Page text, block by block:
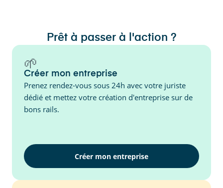
Prêt à passer à l'action ?
🌱
Créer mon entreprise
Prenez rendez-vous sous 24h avec votre juriste
dédié et mettez votre création d'entreprise sur de
bons rails.
Créer mon entreprise